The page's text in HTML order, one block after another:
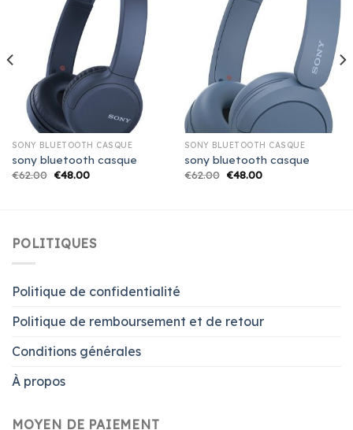
SONY BLUETOOTH CASQUE
sony bluetooth casque
€62.00 €48.00
SONY BLUETOOTH CASQUE
sony bluetooth casque
€62.00 €48.00
POLITIQUES
Politique de confidentialité
Politique de remboursement et de retour
Conditions générales
À propos
MOYEN DE PAIEMENT